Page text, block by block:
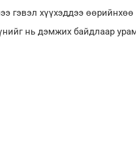
гэвэл хүүхэддээ
нь дэмжих байдлаар